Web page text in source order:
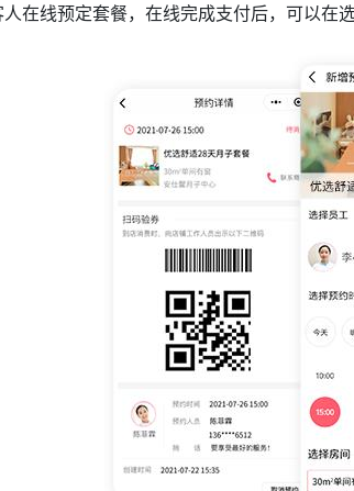
在线预定套餐，在线完成支付后，可以在